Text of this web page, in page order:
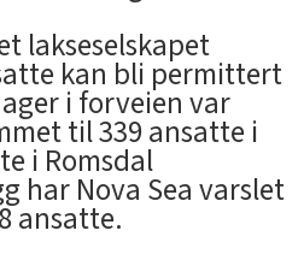
lakseselskapet
kan bli permittert
i forveien var
til 339 ansatte i
i Romsdal
har Nova Sea varslet
ansatte.